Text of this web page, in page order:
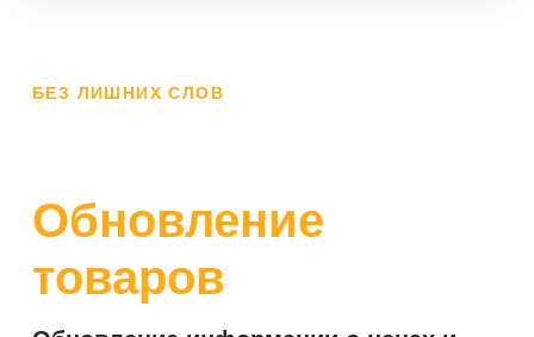
БЕЗ ЛИШНИХ СЛОВ
Обновление
товаров